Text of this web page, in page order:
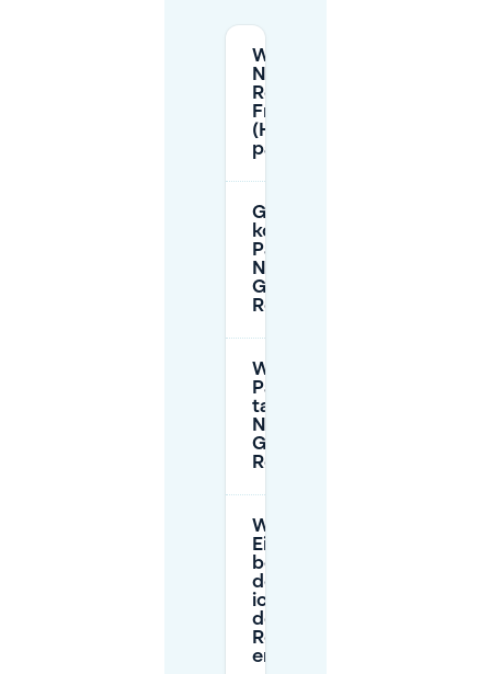
Wo kann ich in der
Nähe des Galeria
Restaurants in
Frankfurt
(Hauptwache/Zeil)
parken?
Gibt es
kostenloses
Parken in der
Nähe des
Galeria
Restaurants?
Was sind die
Parkpreise/-
tarife in der
Nähe des
Galeria
Restaurants?
Welche
Einschränkungen
beim Parken an
der Straße sollte
ich in der Nähe
des Galeria
Restaurants
erwarten?